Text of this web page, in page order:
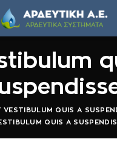
VESTIBULUM QUIS A
QUIS A